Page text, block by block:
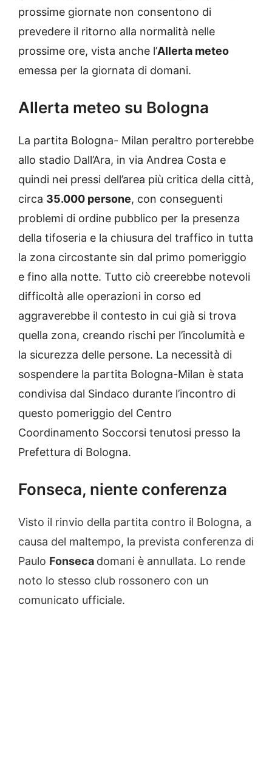
prossime giornate non consentono di
prevedere il ritorno alla normalità nelle
prossime ore, vista anche l’Allerta meteo
emessa per la giornata di domani.
Allerta meteo su Bologna
La partita Bologna- Milan peraltro porterebbe
allo stadio Dall’Ara, in via Andrea Costa e
quindi nei pressi dell’area più critica della città,
circa 35.000 persone, con conseguenti
problemi di ordine pubblico per la presenza
della tifoseria e la chiusura del traffico in tutta
la zona circostante sin dal primo pomeriggio
e fino alla notte. Tutto ciò creerebbe notevoli
difficoltà alle operazioni in corso ed
aggraverebbe il contesto in cui già si trova
quella zona, creando rischi per l’incolumità e
la sicurezza delle persone. La necessità di
sospendere la partita Bologna-Milan è stata
condivisa dal Sindaco durante l’incontro di
questo pomeriggio del Centro
Coordinamento Soccorsi tenutosi presso la
Prefettura di Bologna.
Fonseca, niente conferenza
Visto il rinvio della partita contro il Bologna, a
causa del maltempo, la prevista conferenza di
Paulo Fonseca domani è annullata. Lo rende
noto lo stesso club rossonero con un
comunicato ufficiale.